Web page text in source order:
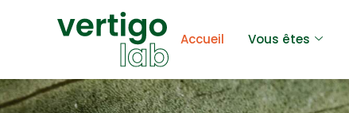
Accueil Vous êtes